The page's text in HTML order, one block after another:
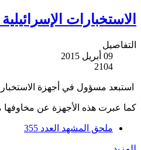
الاستخبارات
التفاصيل
09 أبريل 2015
2104
استبعد مسؤول في أجهزة
كما عبرت هذه الأجهزة عن مخاوفها
ملحق المشهد العدد 355